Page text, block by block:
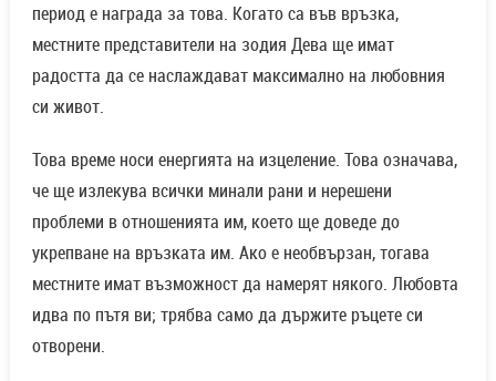
период е награда за това. Когато са във връзка,
местните представители на зодия Дева ще имат
радостта да се наслаждават максимално на любовния
си живот.
Това време носи енергията на изцеление. Това означава,
че ще излекува всички минали рани и нерешени
проблеми в отношенията им, което ще доведе до
укрепване на връзката им. Ако е необвързан, тогава
местните имат възможност да намерят някого. Любовта
идва по пътя ви; трябва само да държите ръцете си
отворени.